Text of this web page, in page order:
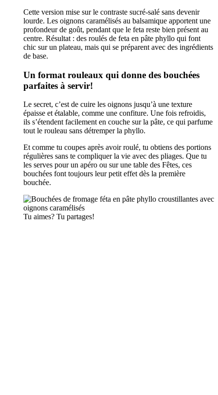
Cette version mise sur le contraste sucré-salé sans devenir
lourde. Les oignons caramélisés au balsamique apportent une
profondeur de goût, pendant que le feta reste bien présent au
centre. Résultat : des roulés de feta en pâte phyllo qui font
chic sur un plateau, mais qui se préparent avec des ingrédients
de base.
Un format rouleaux qui donne des bouchées
parfaites à servir!
Le secret, c’est de cuire les oignons jusqu’à une texture
épaisse et étalable, comme une confiture. Une fois refroidis,
ils s’étendent facilement en couche sur la pâte, ce qui parfume
tout le rouleau sans détremper la phyllo.
Et comme tu coupes après avoir roulé, tu obtiens des portions
régulières sans te compliquer la vie avec des pliages. Que tu
les serves pour un apéro ou sur une table des Fêtes, ces
bouchées font toujours leur petit effet dès la première
bouchée.
Tu aimes? Tu partages!